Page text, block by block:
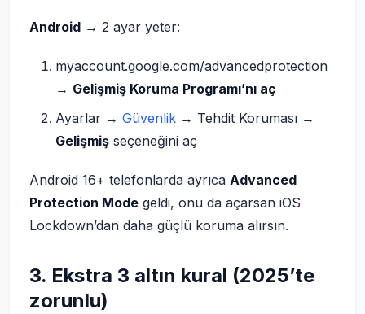
Android → 2 ayar yeter:
myaccount.google.com/advancedprotection
→ Gelişmiş Koruma Programı’nı aç
Ayarlar → Güvenlik → Tehdit Koruması →
Gelişmiş seçeneğini aç
Android 16+ telefonlarda ayrıca Advanced
Protection Mode geldi, onu da açarsan iOS
Lockdown’dan daha güçlü koruma alırsın.
3. Ekstra 3 altın kural (2025’te
zorunlu)